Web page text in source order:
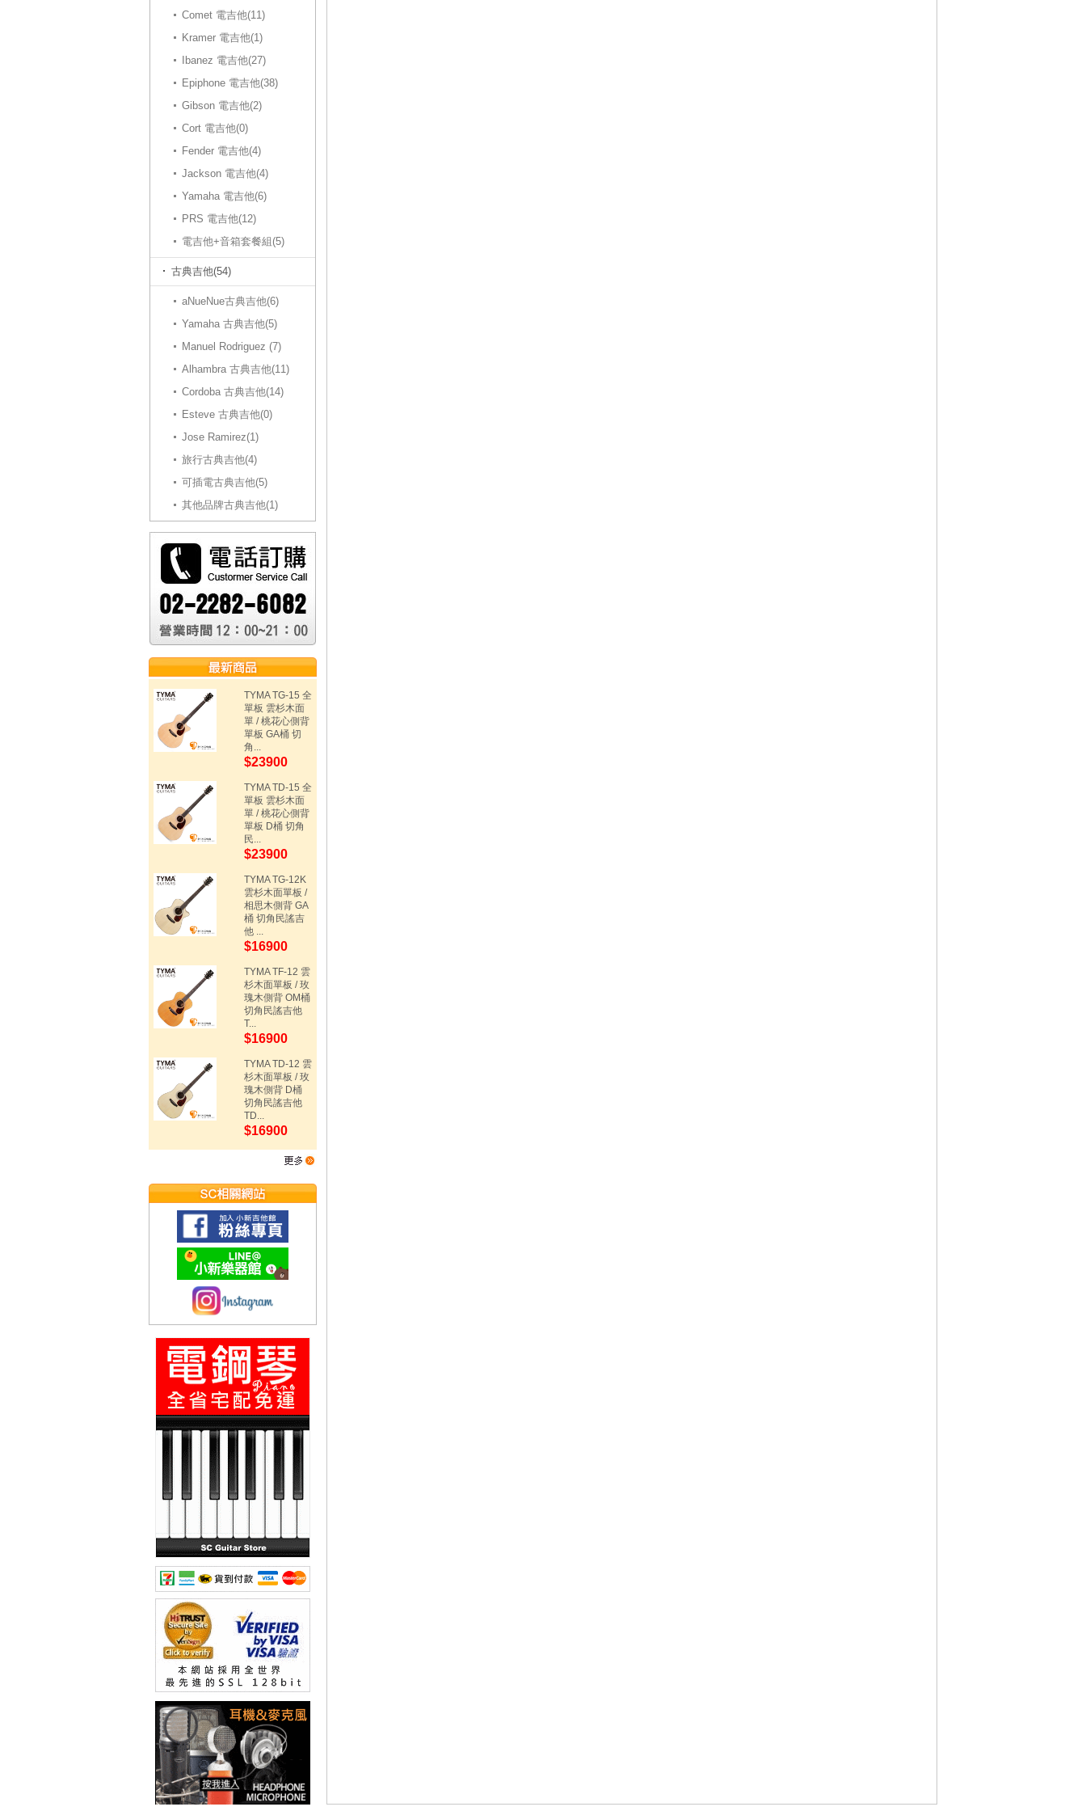
Comet 電吉他(11)
Kramer 電吉他(1)
Ibanez 電吉他(27)
Epiphone 電吉他(38)
Gibson 電吉他(2)
Cort 電吉他(0)
Fender 電吉他(4)
Jackson 電吉他(4)
Yamaha 電吉他(6)
PRS 電吉他(12)
電吉他+音箱套餐組(5)
古典吉他(54)
aNueNue古典吉他(6)
Yamaha 古典吉他(5)
Manuel Rodriguez (7)
Alhambra 古典吉他(11)
Cordoba 古典吉他(14)
Esteve 古典吉他(0)
Jose Ramirez(1)
旅行古典吉他(4)
可插電古典吉他(5)
其他品牌古典吉他(1)
TYMA TG-15 全
單板 雲杉木面
單 / 桃花心側背
單板 GA桶 切
角...
$23900
TYMA TD-15 全
單板 雲杉木面
單 / 桃花心側背
單板 D桶 切角
民...
$23900
TYMA TG-12K
雲杉木面單板 /
相思木側背 GA
桶 切角民謠吉
他 ...
$16900
TYMA TF-12 雲
杉木面單板 / 玫
瑰木側背 OM桶
切角民謠吉他
T...
$16900
TYMA TD-12 雲
杉木面單板 / 玫
瑰木側背 D桶
切角民謠吉他
TD...
$16900